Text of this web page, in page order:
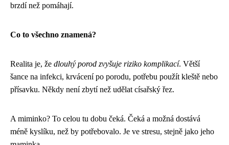
brzdí než pomáhají.
Co to všechno znamená?
Realita je, že dlouhý porod zvyšuje riziko komplikací. Větší
šance na infekci, krvácení po porodu, potřebu použít kleště nebo
přísavku. Někdy není zbytí než udělat císařský řez.
A miminko? To celou tu dobu čeká. Čeká a možná dostává
méně kyslíku, než by potřebovalo. Je ve stresu, stejně jako jeho